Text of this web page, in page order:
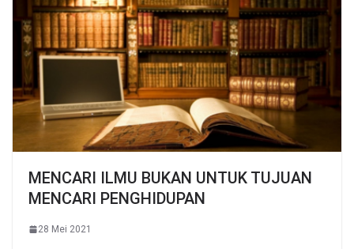
MENCARI ILMU BUKAN UNTUK TUJUAN
MENCARI PENGHIDUPAN
28 Mei 2021